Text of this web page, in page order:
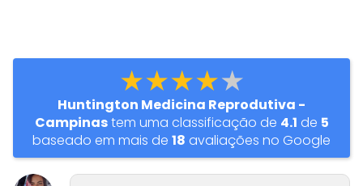
★★★★★
Huntington Medicina Reprodutiva -
Campinastem uma classificação de 4.1 de 5
baseado em mais de 18 avaliações no Google